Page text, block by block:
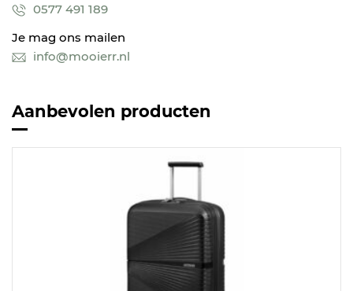
0577 491 189
Je mag ons mailen
info@mooierr.nl
Aanbevolen producten